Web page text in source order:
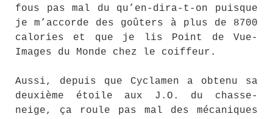
fous pas mal du qu’en-dira-t-on puisque
je m’accorde des goûters à plus de 8700
calories et que je lis Point de Vue-
Images du Monde chez le coiffeur.
Aussi, depuis que Cyclamen a obtenu sa
deuxième étoile aux J.O. du chasse-
neige, ça roule pas mal des mécaniques